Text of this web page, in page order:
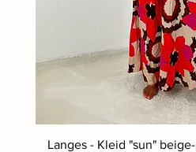
Langes - Kleid "sun"